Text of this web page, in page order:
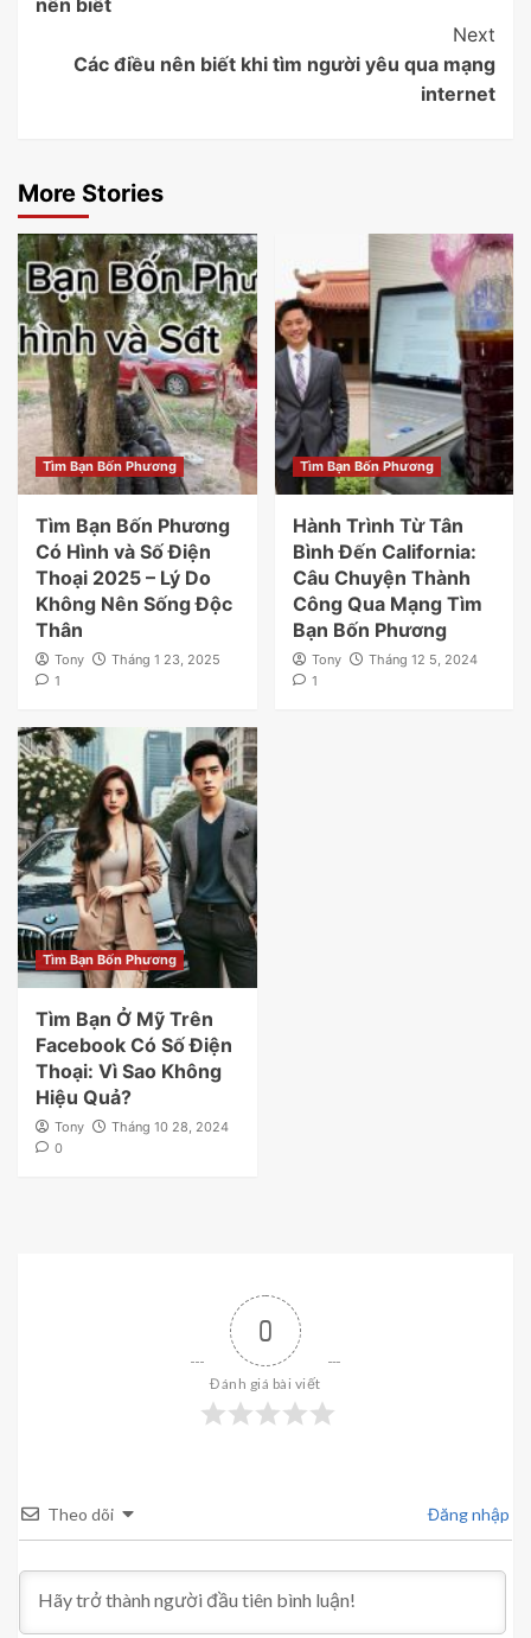
nên biết
Next
Các điều nên biết khi tìm người yêu qua mạng
internet
More Stories
Tìm Bạn Bốn Phương
Tìm Bạn Bốn Phương
Có Hình và Số Điện
Thoại 2025 – Lý Do
Không Nên Sống Độc
Thân
Tony
Tháng 1 23, 2025
1
Tìm Bạn Bốn Phương
Hành Trình Từ Tân
Bình Đến California:
Câu Chuyện Thành
Công Qua Mạng Tìm
Bạn Bốn Phương
Tony
Tháng 12 5, 2024
1
Tìm Bạn Bốn Phương
Tìm Bạn Ở Mỹ Trên
Facebook Có Số Điện
Thoại: Vì Sao Không
Hiệu Quả?
Tony
Tháng 10 28, 2024
0
0
Đánh giá bài viết
Theo dõi Đăng nhập